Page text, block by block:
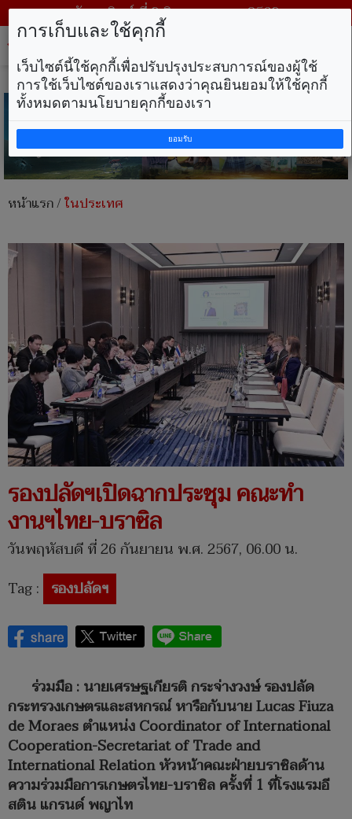
วันอาทิตย์ ที่ 9 สิงหาคม พ.ศ. 2569
หน้าแรก/ในประเทศ
รองปลัดฯเปิดฉากประชุม คณะทำ
งานฯไทย-บราซิล
วันพฤหัสบดี ที่ 26 กันยายน พ.ศ. 2567, 06.00 น.
Tag : รองปลัดฯ
ร่วมมือ : นายเศรษฐเกียรติ กระจ่างวงษ์ รองปลัด
กระทรวงเกษตรและสหกรณ์ หารือกับนาย Lucas Fiuza
de Moraes ตำแหน่ง Coordinator of International
Cooperation-Secretariat of Trade and
International Relation หัวหน้าคณะฝ่ายบราซิลด้าน
ความร่วมมือการเกษตรไทย-บราซิล ครั้งที่ 1 ที่โรงแรมอี
สติน แกรนด์ พญาไท
การเก็บและใช้คุกกี้
เว็บไซต์นี้ใช้คุกกี้เพื่อปรับปรุงประสบการณ์ของผู้ใช้
การใช้เว็บไซต์ของเราแสดงว่าคุณยินยอมให้ใช้คุกกี้
ทั้งหมดตามนโยบายคุกกี้ของเรา
ยอมรับ